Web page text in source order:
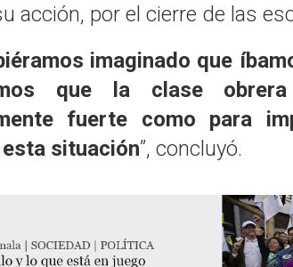
acción, por el cierre de las
imaginado que
que la clase
fuerte como para
situación”, concluyó.